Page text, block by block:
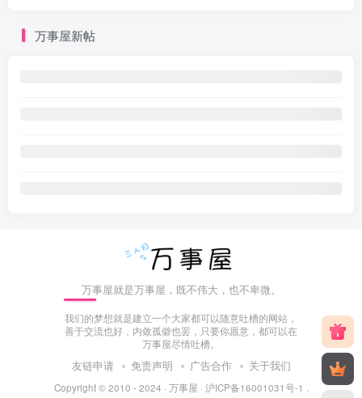
万事屋新帖
万事屋就是万事屋，既不伟大，也不卑微。
我们的梦想就是建立一个大家都可以随意吐槽的网站，
善于交流也好，内敛孤僻也罢，只要你愿意，都可以在
万事屋尽情吐槽。
友链申请 免责声明 广告合作 关于我们
Copyright © 2010 - 2024 · 万事屋 · 沪ICP备16001031号-1 .